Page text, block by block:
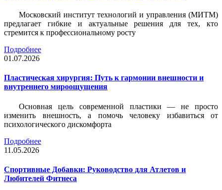
Московский институт технологий и управления (МИТМ)
предлагает гибкие и актуальные решения для тех, кто
стремится к профессиональному росту
Подробнее
01.07.2026
Пластическая хирургия: Путь к гармонии внешности и
внутреннего мироощущения
Основная цель современной пластики — не просто
изменить внешность, а помочь человеку избавиться от
психологического дискомфорта
Подробнее
11.05.2026
Спортивные Добавки: Руководство для Атлетов и
Любителей Фитнеса